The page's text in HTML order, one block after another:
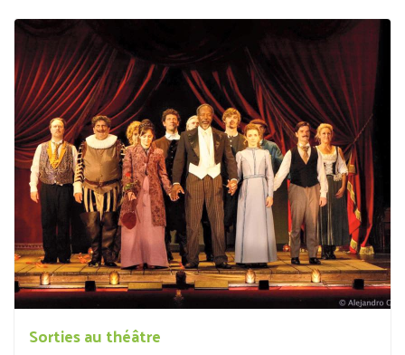
Sorties au théâtre